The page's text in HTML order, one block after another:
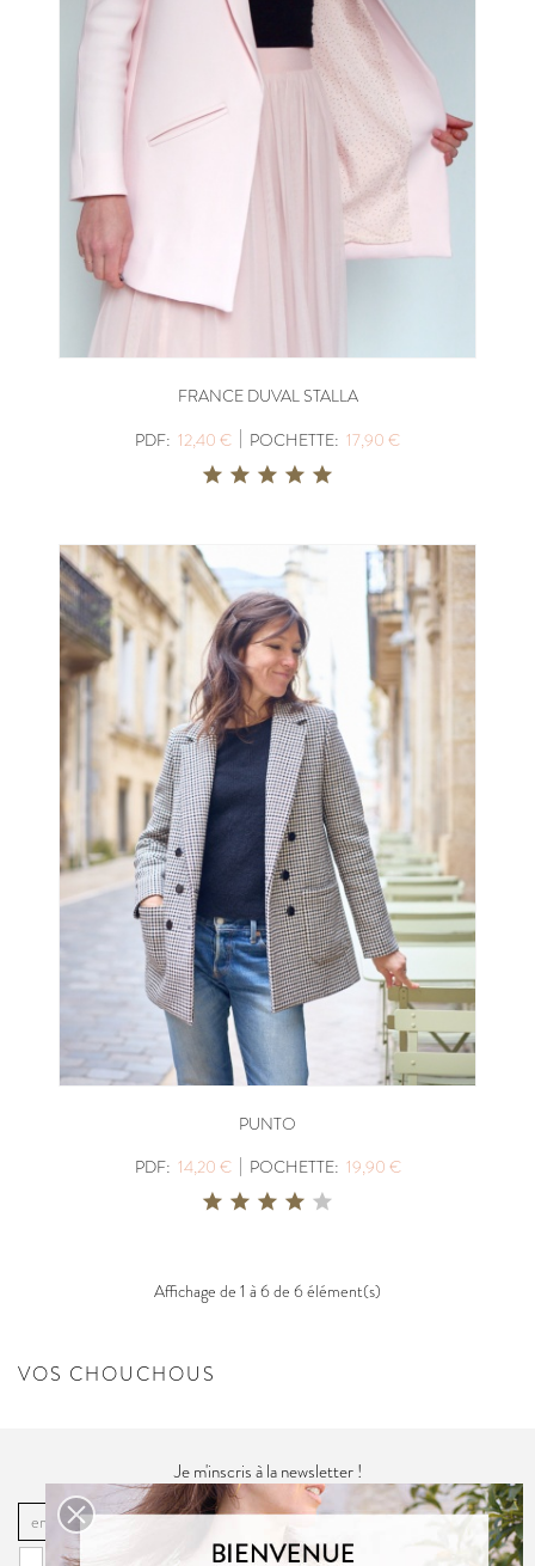
FRANCE DUVAL STALLA
PDF: 12,40 € | POCHETTE: 17,90 €
PUNTO
PDF: 14,20 €| POCHETTE: 19,90 €
Affichage de 1 à 6 de 6 élément(s)
VOS CHOUCHOUS
Je m'inscris à la newsletter !
OK
Vous pouvez vous désinscrire à tout moment. Vous trouverez pour cela